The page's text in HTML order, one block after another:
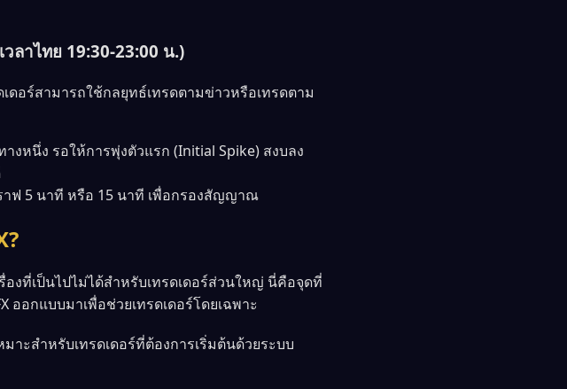
ลาไทย 19:30-23:00 น.)
ดอร์สามารถใช้กลยุทธ์เทรดตามข่าวหรือเทรดตาม
หนึ่ง รอให้การพุ่งตัวแรก (Initial Spike) สงบลง
าฟ 5 นาที หรือ 15 นาที เพื่อกรองสัญญาณ
องที่เป็นไปไม่ได้สำหรับเทรดเดอร์ส่วนใหญ่ นี่คือจุดที่
ออกแบบมาเพื่อช่วยเทรดเดอร์โดยเฉพาะ
ะสำหรับเทรดเดอร์ที่ต้องการเริ่มต้นด้วยระบบ